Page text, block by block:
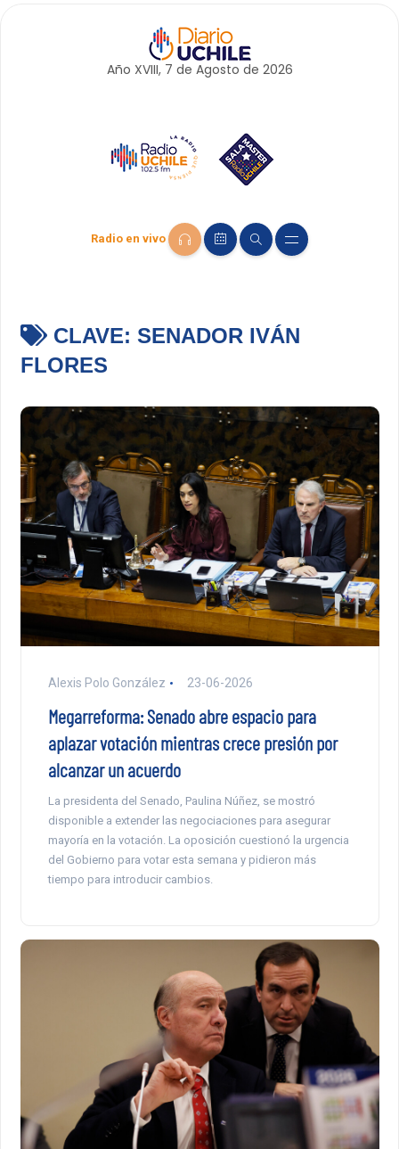
Año XVIII, 7 de Agosto de 2026
Radio en vivo
CLAVE: SENADOR IVÁN
FLORES
Alexis Polo González 23-06-2026
Megarreforma: Senado abre espacio para
aplazar votación mientras crece presión por
alcanzar un acuerdo
La presidenta del Senado, Paulina Núñez, se mostró
disponible a extender las negociaciones para asegurar
mayoría en la votación. La oposición cuestionó la urgencia
del Gobierno para votar esta semana y pidieron más
tiempo para introducir cambios.